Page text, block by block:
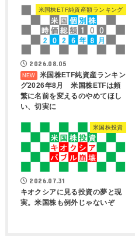
米国株ETF純資産額ランキング
2026.08.05
米国株ETF純資産ランキン
グ2026年8月 米国株ETFは頻
繁に名前を変えるのやめてほし
い、切実に
米国株投資
2026.07.31
キオクシアに見る投資の夢と現
実。米国株も例外じゃないぞ